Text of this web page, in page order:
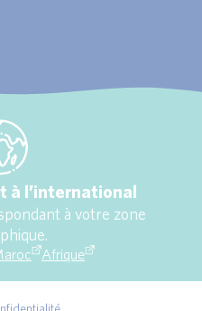
à l’international
à votre zone
Afrique